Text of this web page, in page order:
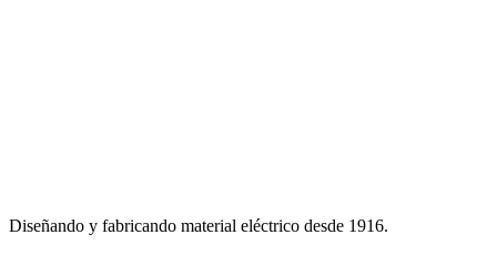
Diseñando y fabricando material eléctrico desde 1916.